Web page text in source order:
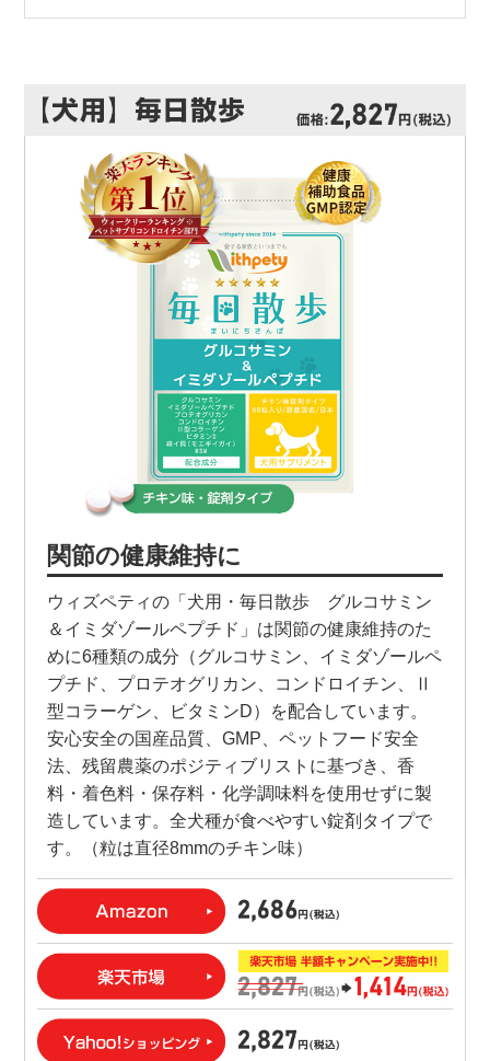
関節の健康維持に
ウィズペティの「犬用・毎日散歩 グルコサミン
＆イミダゾールペプチド」は関節の健康維持のた
めに6種類の成分（グルコサミン、イミダゾールペ
プチド、プロテオグリカン、コンドロイチン、Ⅱ
型コラーゲン、ビタミンD）を配合しています。
安心安全の国産品質、GMP、ペットフード安全
法、残留農薬のポジティブリストに基づき、香
料・着色料・保存料・化学調味料を使用せずに製
造しています。全犬種が食べやすい錠剤タイプで
す。（粒は直径8mmのチキン味）